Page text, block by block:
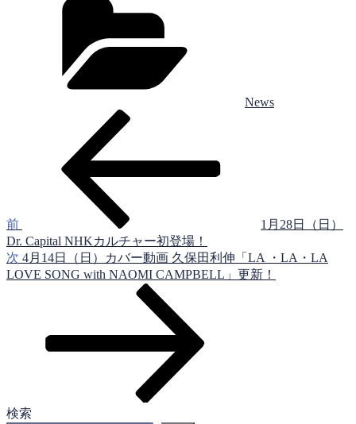
News
ゲ
ー
シ
前
1月28日（日）
Dr. Capital NHKカルチャー初登場！
次
の
次 4月14日（日）カバー動画 久保田利伸「LA ・LA・LA
LOVE SONG with NAOMI CAMPBELL」更新！
検索